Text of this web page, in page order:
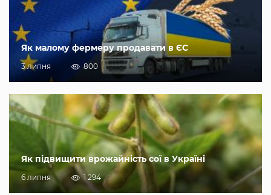
Як малому фермеру продавати в ЄС
3 липня 800
Як підвищити врожайність сої в Україні
6 липня 1 294